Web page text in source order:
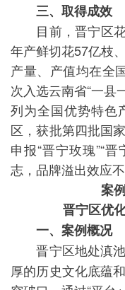
三、取得成效
目前，晋宁区花
年产鲜切花57亿枝
产量、产值均在全
次入选云南省“一县
列为全国优势特色
区，获批第四批国
申报“晋宁玫瑰”“
志，品牌溢出效应不
案
晋宁区优化
一、案例概况
晋宁区地处滇
厚的历史文化底蕴